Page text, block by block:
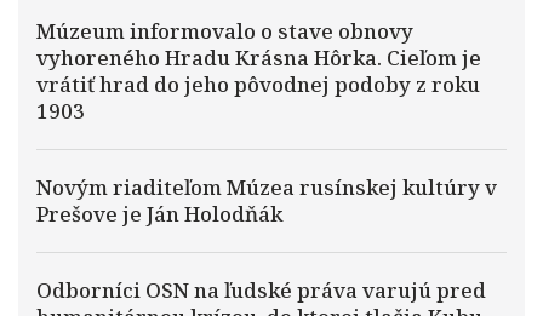
Múzeum informovalo o stave obnovy
vyhoreného Hradu Krásna Hôrka. Cieľom je
vrátiť hrad do jeho pôvodnej podoby z roku
1903
Novým riaditeľom Múzea rusínskej kultúry v
Prešove je Ján Holodňák
Odborníci OSN na ľudské práva varujú pred